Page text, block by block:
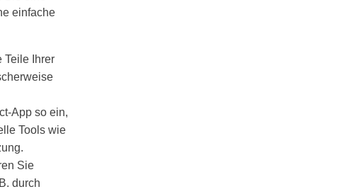
einfache
Teile Ihrer
App so ein,
Tools wie
Sie
durch